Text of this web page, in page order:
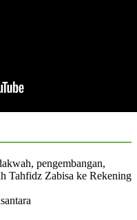
pengembangan,
Tahfidz Zabisa ke Rekening